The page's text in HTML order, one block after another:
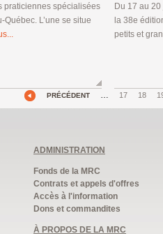
praticiennes spécialisées
L’une se situe
Du 17 au
la 38e
petits et
PRÉCÉDENT … 17 18
ADMINISTRATION
Fonds de la MRC
Contrats et appels d'offres
Accès à l'information
Dons et commandites
À PROPOS DE LA MRC